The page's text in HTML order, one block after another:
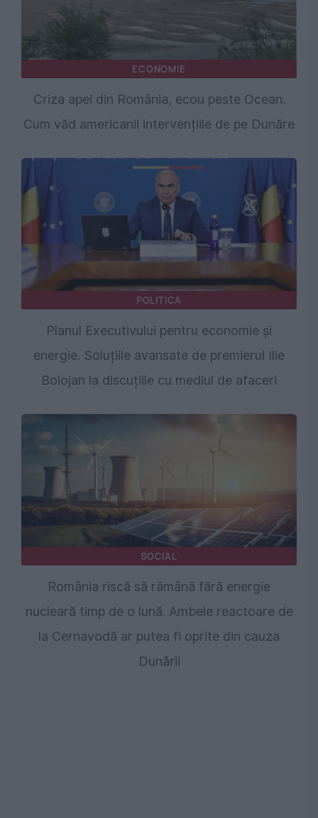
ECONOMIE
Criza apei din România, ecou peste Ocean.
Cum văd americanii intervențiile de pe Dunăre
POLITICA
Planul Executivului pentru economie și
energie. Soluțiile avansate de premierul Ilie
Bolojan la discuțiile cu mediul de afaceri
SOCIAL
România riscă să rămână fără energie
nucleară timp de o lună. Ambele reactoare de
la Cernavodă ar putea fi oprite din cauza
Dunării